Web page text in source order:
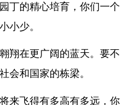
丁的精心培育，你们一个
小少。
翔在更广阔的蓝天。要不
会和国家的栋梁。
来飞得有多高有多远，你